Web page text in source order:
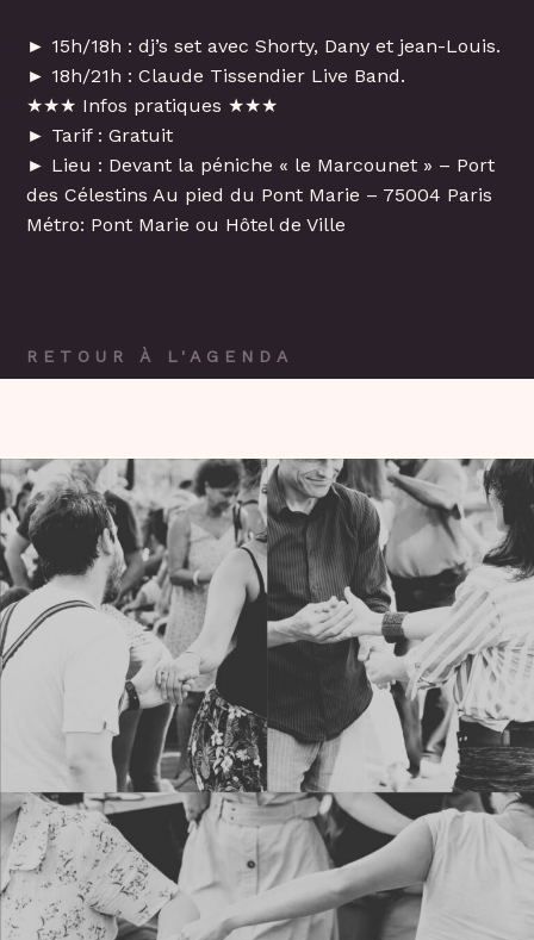
► 15h/18h : dj’s set avec Shorty, Dany et jean-Louis.
► 18h/21h : Claude Tissendier Live Band.
★★★ Infos pratiques ★★★
► Tarif : Gratuit
► Lieu : Devant la péniche « le Marcounet » – Port
des Célestins Au pied du Pont Marie – 75004 Paris
Métro: Pont Marie ou Hôtel de Ville
RETOUR À L'AGENDA